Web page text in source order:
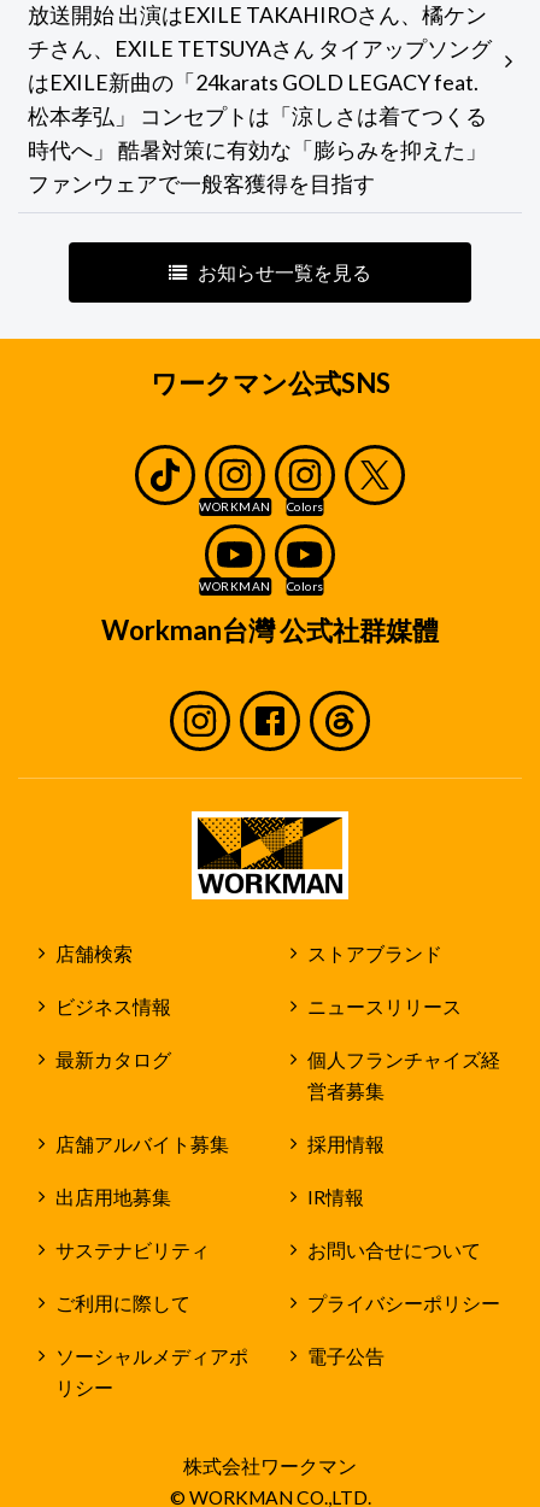
放送開始 出演はEXILE TAKAHIROさん、橘ケン
チさん、EXILE TETSUYAさん タイアップソング
はEXILE新曲の「24karats GOLD LEGACY feat.
松本孝弘」 コンセプトは「涼しさは着てつくる
時代へ」 酷暑対策に有効な「膨らみを抑えた」
ファンウェアで一般客獲得を目指す
お知らせ一覧を見る
ワークマン公式SNS
Workman台灣 公式社群媒體
店舗検索 ストアブランド
ビジネス情報 ニュースリリース
最新カタログ
個人フランチャイズ経
営者募集
店舗アルバイト募集 採用情報
出店用地募集 IR情報
サステナビリティ お問い合せについて
ご利用に際して プライバシーポリシー
ソーシャルメディアポ
リシー
電子公告
株式会社ワークマン
© WORKMAN CO.,LTD.